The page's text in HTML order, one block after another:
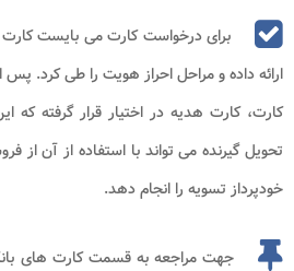
برای درخواست کارت می بایست
ارائه داده و مراحل احراز هویت را طی کرد. پس
کارت، کارت هدیه در اختیار قرار گرفته که
تحویل گیرنده می تواند با استفاده از آن از
خودپرداز تسویه را انجام دهد.
جهت مراجعه به قسمت کارت های